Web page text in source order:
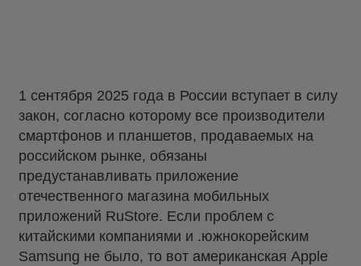
1 сентября 2025 года в России вступает в силу
закон, согласно которому все производители
смартфонов и планшетов, продаваемых на
российском рынке, обязаны
предустанавливать приложение
отечественного магазина мобильных
приложений RuStore. Если проблем с
китайскими компаниями и .южнокорейским
Samsung не было, то вот американская Apple